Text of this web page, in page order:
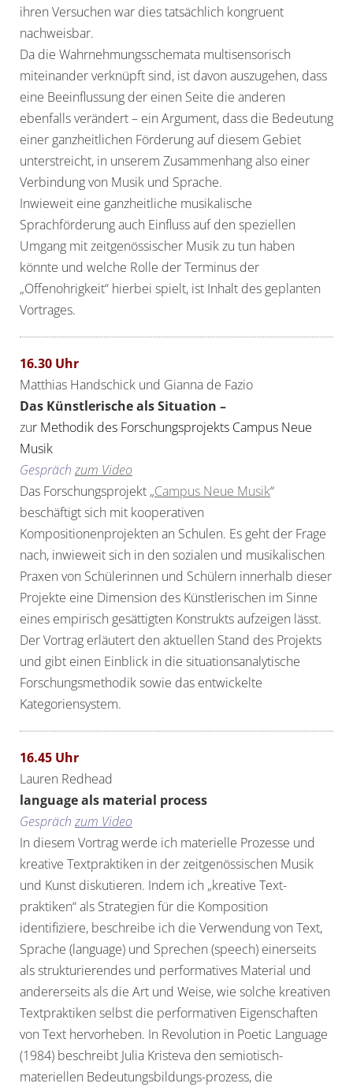
ihren Versuchen war dies tatsächlich kongruent
nachweisbar.
Da die Wahrnehmungsschemata multisensorisch
miteinander verknüpft sind, ist davon auszugehen, dass
eine Beeinflussung der einen Seite die anderen
ebenfalls verändert – ein Argument, dass die Bedeutung
einer ganzheitlichen Förderung auf diesem Gebiet
unterstreicht, in unserem Zusammenhang also einer
Verbindung von Musik und Sprache.
Inwieweit eine ganzheitliche musikalische
Sprachförderung auch Einfluss auf den speziellen
Umgang mit zeitgenössischer Musik zu tun haben
könnte und welche Rolle der Terminus der
„Offenohrigkeit“ hierbei spielt, ist Inhalt des geplanten
Vortrages.
16.30 Uhr
Matthias Handschick und Gianna de Fazio
Das Künstlerische als Situation –
zur Methodik des Forschungsprojekts Campus Neue
Musik
Gespräch zum Video
Das Forschungsprojekt „Campus Neue Musik“
beschäftigt sich mit kooperativen
Kompositionenprojekten an Schulen. Es geht der Frage
nach, inwieweit sich in den sozialen und musikalischen
Praxen von Schülerinnen und Schülern innerhalb dieser
Projekte eine Dimension des Künstlerischen im Sinne
eines empirisch gesättigten Konstrukts aufzeigen lässt.
Der Vortrag erläutert den aktuellen Stand des Projekts
und gibt einen Einblick in die situationsanalytische
Forschungsmethodik sowie das entwickelte
Kategoriensystem.
16.45 Uhr
Lauren Redhead
language als material process
Gespräch zum Video
In diesem Vortrag werde ich materielle Prozesse und
kreative Textpraktiken in der zeitgenössischen Musik
und Kunst diskutieren. Indem ich „kreative Text-
praktiken“ als Strategien für die Komposition
identifiziere, beschreibe ich die Verwendung von Text,
Sprache (language) und Sprechen (speech) einerseits
als strukturierendes und performatives Material und
andererseits als die Art und Weise, wie solche kreativen
Textpraktiken selbst die performativen Eigenschaften
von Text hervorheben. In Revolution in Poetic Language
(1984) beschreibt Julia Kristeva den semiotisch-
materiellen Bedeutungsbildungs-prozess, die